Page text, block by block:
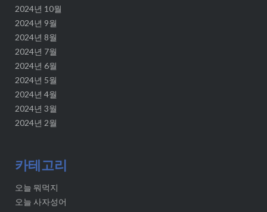
2024년 10월
2024년 9월
2024년 8월
2024년 7월
2024년 6월
2024년 5월
2024년 4월
2024년 3월
2024년 2월
카테고리
오늘 뭐먹지
오늘 사자성어